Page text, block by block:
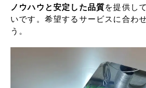
ノウハウと安定した品質を提供し
いです。希望するサービスに合わ
う。